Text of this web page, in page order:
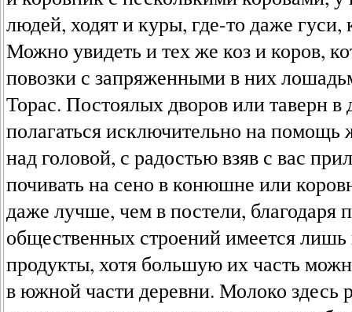
людей, ходят и куры, где-то даже
Можно увидеть и тех же коз и коров,
повозки с запряженными в них
Торас. Постоялых дворов или таверн в
полагаться исключительно на
над головой, с радостью взяв с вас
почивать на сено в конюшне или
даже лучше, чем в постели, благодаря
общественных строений имеется
продукты, хотя большую их часть
в южной части деревни. Молоко здесь